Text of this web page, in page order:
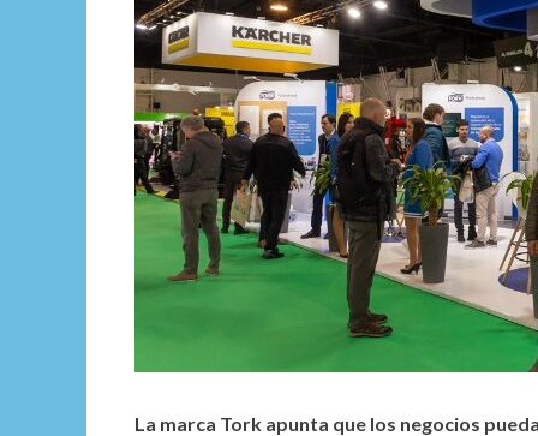
La marca Tork apunta que los negocios